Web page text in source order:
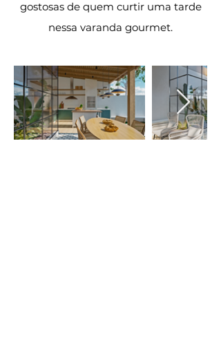
gostosas de quem curtir uma tarde
nessa varanda gourmet.